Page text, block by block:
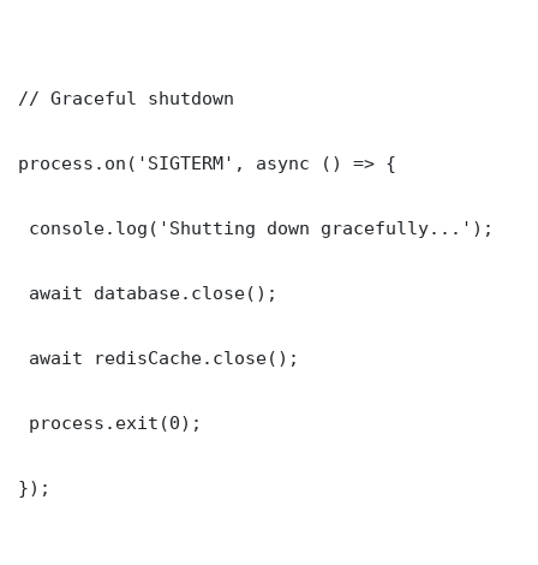
// Graceful shutdown
process.on('SIGTERM', async () => {
console.log('Shutting down gracefully...');
await database.close();
await redisCache.close();
process.exit(0);
});